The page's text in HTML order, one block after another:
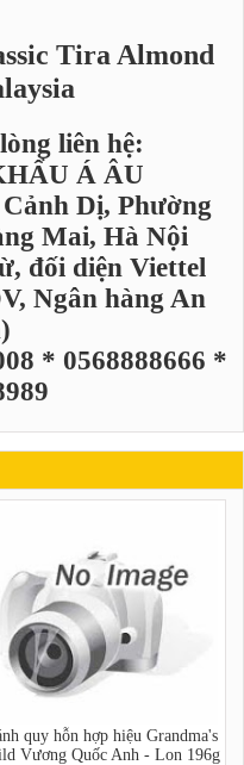
Tira Almond
liên hệ:
Á ÂU
Dị, Phường
Mai, Hà Nội
đối diện Viettel
Ngân hàng An
* 0568888666 *
quy hỗn hợp hiệu Grandma's
Vương Quốc Anh - Lon 196g